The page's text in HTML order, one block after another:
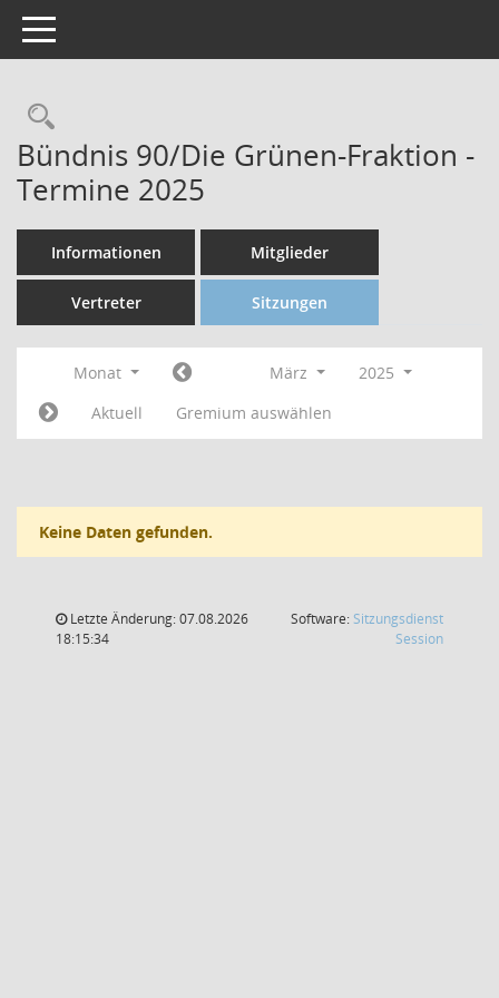
Toggle navigation
Bündnis 90/Die Grünen-Fraktion -
Termine 2025
Informationen Mitglieder
Vertreter Sitzungen
Monat März
2025
Aktuell
Gremium auswählen
Keine Daten gefunden.
Letzte Änderung: 07.08.2026
18:15:34
Software: Sitzungsdienst
Session(Wird in